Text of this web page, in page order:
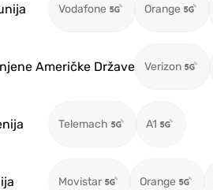
Vodafone Orange
Američke Države Verizon
Telemach A1
Movistar Orange